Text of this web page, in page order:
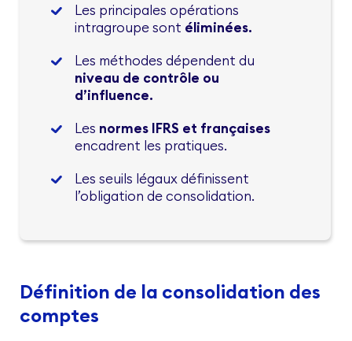
Les principales opérations
intragroupe sont éliminées.
Les méthodes dépendent du
niveau de contrôle ou
d’influence.
Les normes IFRS et françaises
encadrent les pratiques.
Les seuils légaux définissent
l’obligation de consolidation.
Définition de la consolidation des
comptes